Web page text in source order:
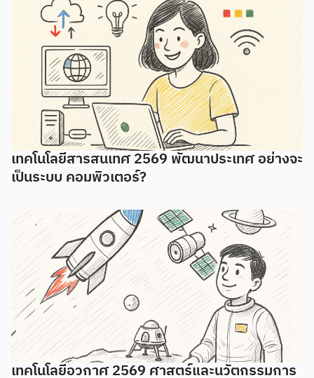
เทคโนโลยีสารสนเทศ 2569 พัฒนาประเทศ อย่างจะ
เป็นระบบ คอมพิวเตอร์?
เทคโนโลยีอวกาศ 2569 ศาสตร์และนวัตกรรมการ